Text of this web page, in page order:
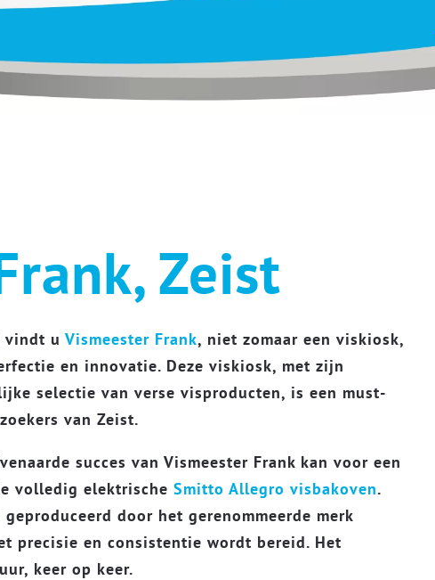
Zeist
vindt u Vismeester Frank, niet zomaar een viskiosk,
en innovatie. Deze viskiosk, met zijn
selectie van verse visproducten, is een must-
van Zeist.
succes van Vismeester Frank kan voor een
volledig elektrische Smitto Allegro visbakoven.
door het gerenommeerde merk
precisie en consistentie wordt bereid. Het
keer op keer.